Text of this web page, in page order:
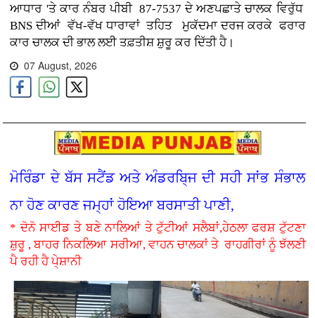
ਆਧਾਰ 'ਤੇ ਕਾਰ ਨੰਬਰ ਪੀਬੀ 87-7537 ਦੇ ਅਣਪਛਾਤੇ ਚਾਲਕ ਵਿਰੁੱਧ
BNS ਦੀਆਂ ਵੱਖ-ਵੱਖ ਧਾਰਾਵਾਂ ਤਹਿਤ ਮੁਕੱਦਮਾ ਦਰਜ ਕਰਕੇ ਫਰਾਰ
ਕਾਰ ਚਾਲਕ ਦੀ ਭਾਲ ਲਈ ਤਫ਼ਤੀਸ਼ ਸ਼ੁਰੂ ਕਰ ਦਿੱਤੀ ਹੈ।
07 August, 2026
ਮੋਰਿੰਡਾ ਦੇ ਬੱਸ ਸਟੈਂਡ ਅਤੇ ਅੰਡਰਬਿ੍ਜ ਦੀ ਸਹੀ ਸਾਂਭ ਸੰਭਾਲ
ਨਾ ਹੋਣ ਕਾਰਣ ਜਮ੍ਹਾਂ ਹੋਇਆ ਬਰਸਾਤੀ ਪਾਣੀ,
* ਦੋਨੋ ਸਾਈਡ ਤੇ ਬਣੇ ਨਾਲਿਆਂ ਤੇ ਟੁੱਟੀਆਂ ਸਲੈਬਾਂ,ਹੇਠਲਾ ਫਰਸ਼ ਟੁੱਟਣਾ
ਸ਼ੁਰੂ , ਬਾਹਰ ਨਿਕਲਿਆ ਸਰੀਆ, ਵਾਹਨ ਚਾਲਕਾਂ ਤੇ ਰਾਹਗੀਰਾਂ ਨੂੰ ਝੱਲਣੀ
ਪੈ ਰਹੀ ਹੈ ਪੇ੍ਸ਼ਾਨੀ